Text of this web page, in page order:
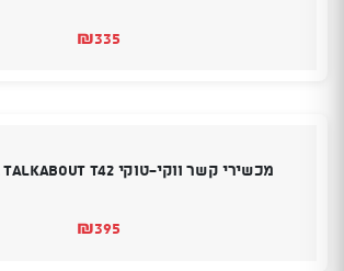
₪335
מכשירי קשר ווקי-טוקי MOTOROLA TALKABOUT T42
₪395